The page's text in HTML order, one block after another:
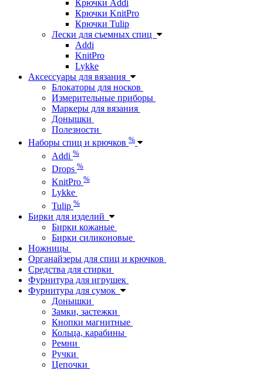
Крючки Addi
Крючки KnitPro
Крючки Tulip
Лески для съемных спиц
Addi
KnitPro
Lykke
Аксессуары для вязания
Блокаторы для носков
Измерительные приборы
Маркеры для вязания
Донышки
Полезности
Наборы спиц и крючков %
Addi %
Drops %
KnitPro %
Lykke
Tulip %
Бирки для изделий
Бирки кожаные
Бирки силиконовые
Ножницы
Органайзеры для спиц и крючков
Средства для стирки
Фурнитура для игрушек
Фурнитура для сумок
Донышки
Замки, застежки
Кнопки магнитные
Кольца, карабины
Ремни
Ручки
Цепочки